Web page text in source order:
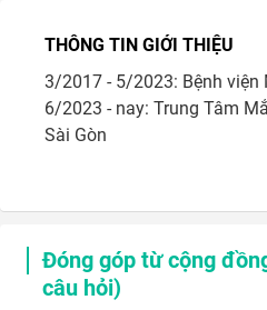
THÔNG TIN GIỚI THIỆU
3/2017 - 5/2023: Bệnh viện
6/2023 - nay: Trung Tâm
Sài Gòn
Đóng góp từ cộng
câu hỏi)